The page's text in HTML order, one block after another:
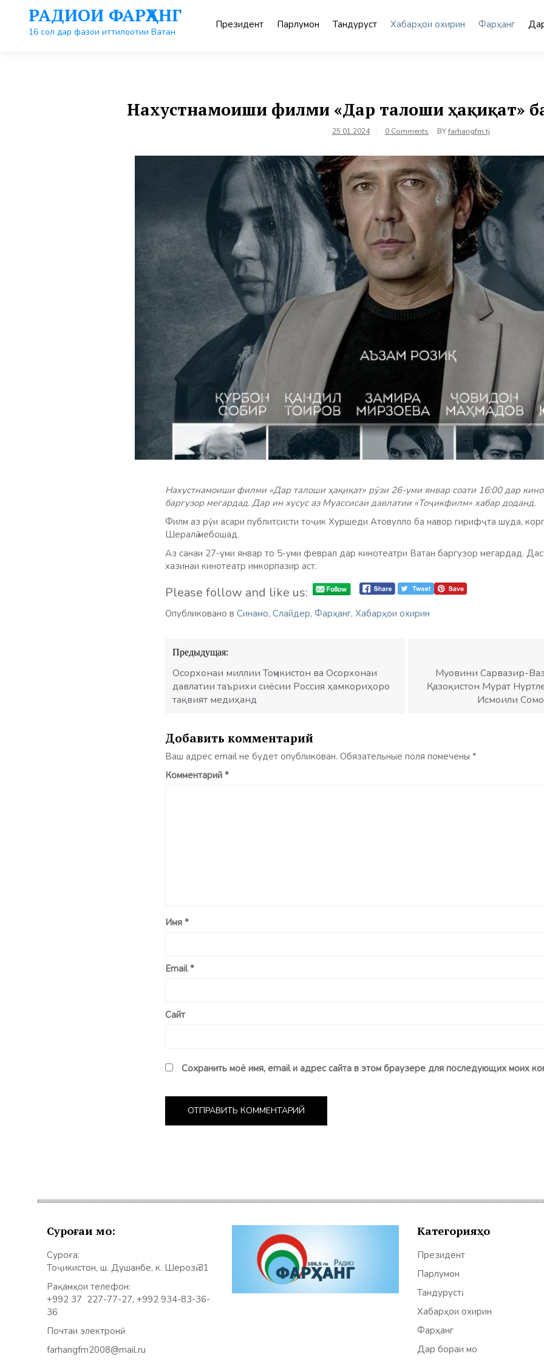
контенту
РАДИОИ ФАРҲАНГ
16 сол дар фазои иттилоотии Ватан
Президент Парлумон Тандурустӣ Хабарҳои охирин Фарҳанг
Нахустнамоиши филми «Дар талоши ҳақиқат»
25.01.2024 0 Comments BYfarhangfm.tj
Нахустнамоиши филми «Дар талоши ҳақиқат» рӯзи 26-уми январ соати 16:00 дар
баргузор мегардад. Дар ин хусус аз Муассисаи давлатии «Тоҷикфилм» хабар доданд.
Филм аз рӯи асари публитсисти тоҷик Хуршеди Атовулло ба навор гирифҷта шуда,
Шералӣ мебошад.
Аз санаи 27-уми январ то 5-уми феврал дар кинотеатри Ватан баргузор мегардад.
хазинаи кинотеатр имкорпазир аст.
Please follow and like us:
Опубликовано в Синамо, Слайдер, Фарҳанг, Хабарҳои охирин
Навигация
по
записям
Предыдущая:
Осорхонаи миллии Тоҷикистон ва Осорхонаи
давлатии таърихи сиёсии Россия ҳамкориҳоро
тақвият медиҳанд
Муовини Сарвазир-
Қазоқистон Мурат
Исмоили
Добавить комментарий
Ваш адрес email не будет опубликован. Обязательные поля помечены *
Комментарий *
Имя *
Email*
Сайт
Сохранить моё имя, email и адрес сайта в этом браузере для последующих моих
Суроғаи мо:
Суроға:
Тоҷикистон, ш. Душанбе, к. Шерозӣ 31
Рақамҳои телефон:
+992 37 227-77-27, +992 934-83-36-
36
Почтаи электронӣ:
farhangfm2008@mail.ru
Категорияҳо
Президент
Парлумон
Тандурустӣ
Хабарҳои охирин
Фарҳанг
Дар бораи мо